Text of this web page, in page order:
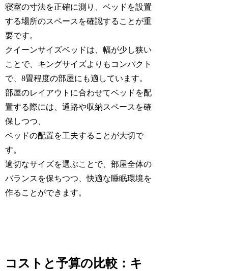
寝室の寸法を正確に測り、ベッドを設置
する場所のスペースを確認することが重
要です。
クイーンサイズベッドは、幅が少し狭い
ことで、キングサイズよりもコンパクト
で、8畳程度の部屋にも適しています。
部屋のレイアウトに合わせてベッドを配
置する際には、通路や収納スペースを確
保しつつ、
ベッドの配置を工夫することが大切で
す。
適切なサイズを選ぶことで、部屋全体の
バランスを保ちつつ、快適な睡眠環境を
作ることができます。
コストと予算の比較：キ